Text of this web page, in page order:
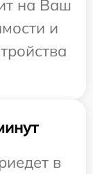
на Ваш
и
в